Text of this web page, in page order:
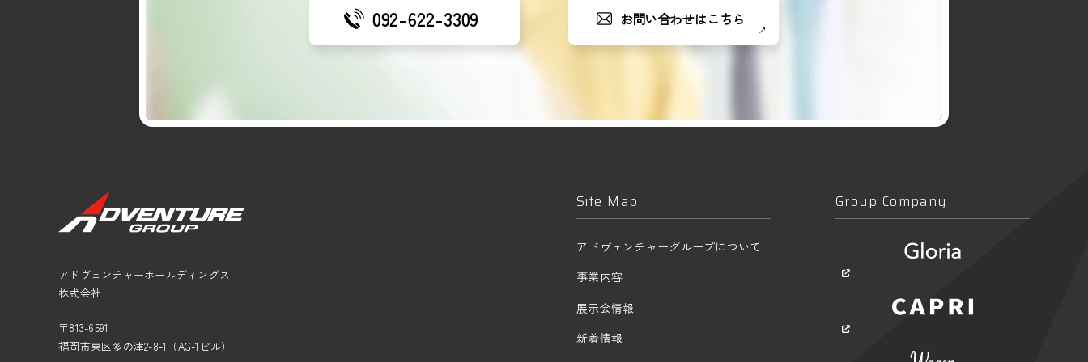
092-622-3309 お問い合わせはこちら
アドヴェンチャーホールディングス
株式会社
〒813-6591
福岡市東区多の津2-8-1（AG-1ビル）
Site Map
アドヴェンチャーグループについて
事業内容
展示会情報
新着情報
Group Company